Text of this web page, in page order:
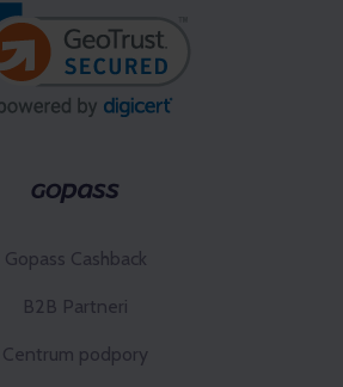
Gopass Cashback
B2B Partneri
Centrum podpory